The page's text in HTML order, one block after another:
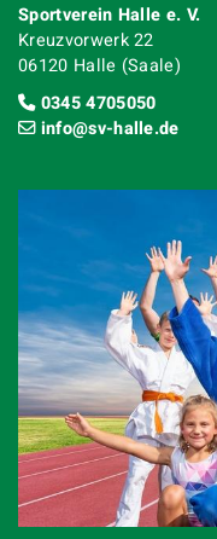
Sportverein Halle e. V.
Kreuzvorwerk 22
06120 Halle (Saale)
0345 4705050
info@sv-halle.de